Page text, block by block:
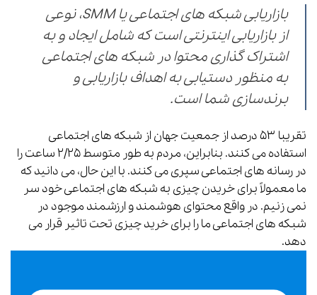
بازاریابی شبکه های اجتماعی یا SMM، نوعی
از بازاریابی اینترنتی است که شامل ایجاد و به
اشتراک گذاری محتوا در شبکه های اجتماعی
به منظور دستیابی به اهداف بازاریابی و
برندسازی شما است.
تقریبا ۵۳ درصد از جمعیت جهان از شبکه های اجتماعی
استفاده می کنند. بنابراین، مردم به طور متوسط ​​۲/۲۵ ساعت را
در رسانه های اجتماعی سپری می کنند. با این حال، می دانید که
ما معمولاً برای خریدن چیزی به شبکه های اجتماعی خود سر
نمی زنیم. در واقع محتوای هوشمند و ارزشمند موجود در
شبکه های اجتماعی ما را برای خرید چیزی تحت تاثیر قرار می
دهد.